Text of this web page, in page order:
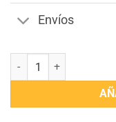
Envíos
Frazada Manta Soft